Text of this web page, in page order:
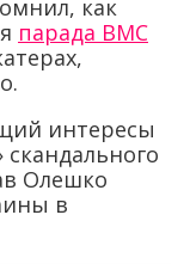
как
парада ВМС
интересы
Олешко
в